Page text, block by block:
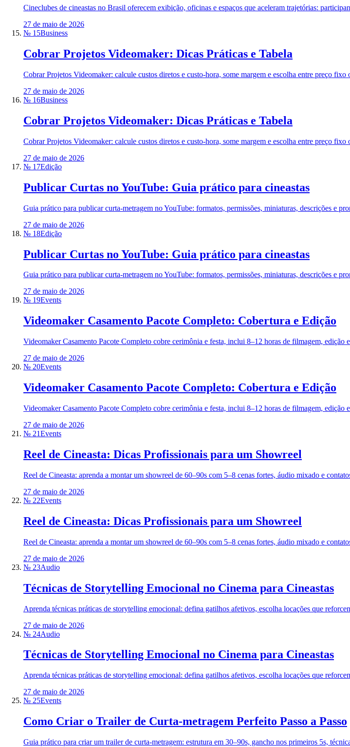
Cineclubes de cineastas no Brasil oferecem exibição, oficinas e espaços que aceleram trajetórias:
27 de maio de 2026
№ 15Business
Cobrar Projetos Videomaker: Dicas Práticas e Tabela
Cobrar Projetos Videomaker: calcule custos diretos e custo-hora, some margem e escolha entre preço
27 de maio de 2026
№ 16Business
Cobrar Projetos Videomaker: Dicas Práticas e Tabela
Cobrar Projetos Videomaker: calcule custos diretos e custo-hora, some margem e escolha entre preço
27 de maio de 2026
№ 17Edição
Publicar Curtas no YouTube: Guia prático para cineastas
Guia prático para publicar curta-metragem no YouTube: formatos, permissões, miniaturas, descrições e
27 de maio de 2026
№ 18Edição
Publicar Curtas no YouTube: Guia prático para cineastas
Guia prático para publicar curta-metragem no YouTube: formatos, permissões, miniaturas, descrições e
27 de maio de 2026
№ 19Events
Videomaker Casamento Pacote Completo: Cobertura e Edição
Videomaker Casamento Pacote Completo cobre cerimônia e festa, inclui 8–12 horas de filmagem, edição
27 de maio de 2026
№ 20Events
Videomaker Casamento Pacote Completo: Cobertura e Edição
Videomaker Casamento Pacote Completo cobre cerimônia e festa, inclui 8–12 horas de filmagem, edição
27 de maio de 2026
№ 21Events
Reel de Cineasta: Dicas Profissionais para um Showreel
Reel de Cineasta: aprenda a montar um showreel de 60–90s com 5–8 cenas fortes, áudio mixado e
27 de maio de 2026
№ 22Events
Reel de Cineasta: Dicas Profissionais para um Showreel
Reel de Cineasta: aprenda a montar um showreel de 60–90s com 5–8 cenas fortes, áudio mixado e
27 de maio de 2026
№ 23Audio
Técnicas de Storytelling Emocional no Cinema para Cineastas
Aprenda técnicas práticas de storytelling emocional: defina gatilhos afetivos, escolha locações que
27 de maio de 2026
№ 24Audio
Técnicas de Storytelling Emocional no Cinema para Cineastas
Aprenda técnicas práticas de storytelling emocional: defina gatilhos afetivos, escolha locações que
27 de maio de 2026
№ 25Events
Como Criar o Trailer de Curta-metragem Perfeito Passo a Passo
Guia prático para criar um trailer de curta-metragem: estrutura em 30–90s, gancho nos primeiros 5s,